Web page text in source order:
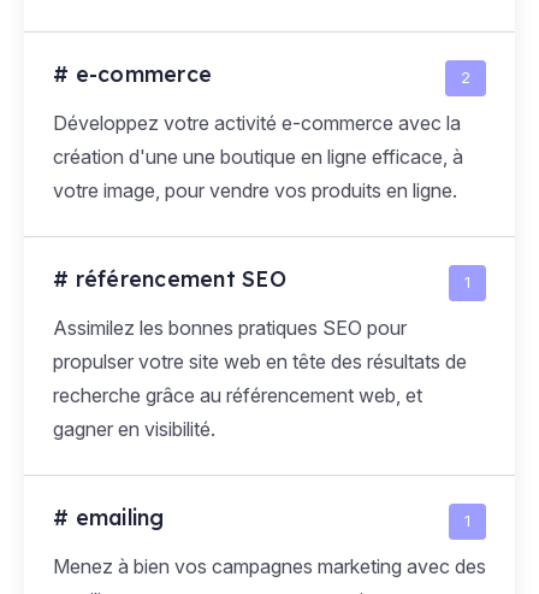
# e-commerce 2
Développez votre activité e-commerce avec la
création d'une une boutique en ligne efficace, à
votre image, pour vendre vos produits en ligne.
# référencement SEO 1
Assimilez les bonnes pratiques SEO pour
propulser votre site web en tête des résultats de
recherche grâce au référencement web, et
gagner en visibilité.
# emailing 1
Menez à bien vos campagnes marketing avec des